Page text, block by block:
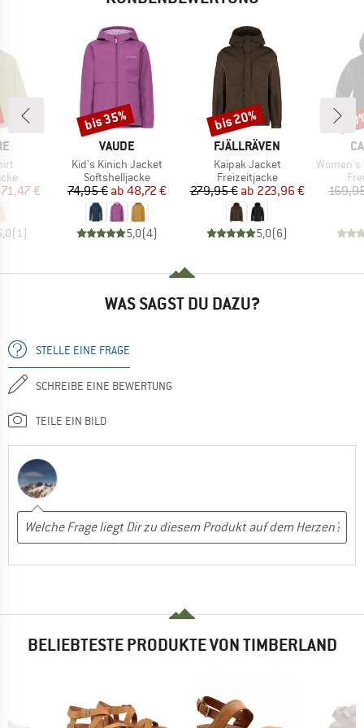
Preis
71,47 €
(1)
MARKE
VAUDE
Artikel
Kid's Kinich Jacket
Produktgruppe
Softshelljacke
Preis
74,95 € reduzierter Preis
ab 48,72 €
5,0(4)
Rabatt
bis 35%
MARKE
FJÄLLRÄVEN
Artikel
Kaipak Jacket
Produktgruppe
Freizeitjacke
Preis
279,95 € reduzierter Preis
ab 223,96 €
5,0(6)
Rabatt
bis 20%
Artikel
Women's
WAS SAGST DU DAZU?
STELLE EINE FRAGE
SCHREIBE EINE BEWERTUNG
TEILE EIN BILD
BELIEBTESTE PRODUKTE VON TIMBERLAND